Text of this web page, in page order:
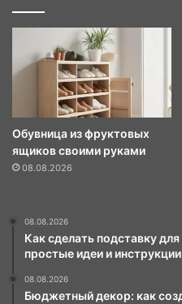
Обувница из фруктовых
ящиков своими руками
08.08.2026
08.08.2026
Как сделать подставку
простые идеи и инструкции
08.08.2026
Бюджетный декор: как